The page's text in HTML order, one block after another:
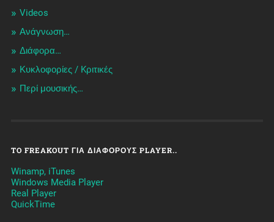
Videos
Ανάγνωση…
Διάφορα…
Κυκλοφορίες / Kριτικές
Περί μουσικής…
TO FREAKOUT ΓΙΑ ΔΙΆΦΟΡΟΥΣ PLAYER..
Winamp, iTunes
Windows Media Player
Real Player
QuickTime